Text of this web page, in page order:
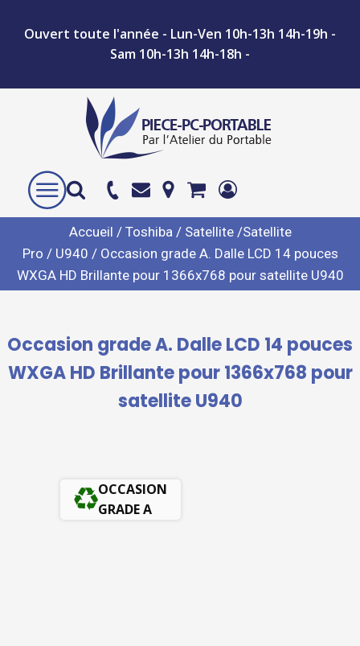
Ouvert toute l'année - Lun-Ven 10h-13h 14h-19h -
Sam 10h-13h 14h-18h -
Accueil / Toshiba/ Satellite /Satellite
Pro / U940 / Occasion grade A. Dalle LCD 14 pouces
WXGA HD Brillante pour 1366x768 pour satellite U940
Occasion grade A. Dalle LCD 14 pouces
WXGA HD Brillante pour 1366x768 pour
satellite U940
OCCASION
GRADE A